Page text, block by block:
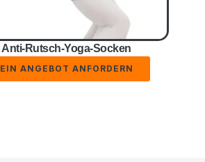
Anti-Rutsch-Yoga-Socken
EIN ANGEBOT ANFORDERN